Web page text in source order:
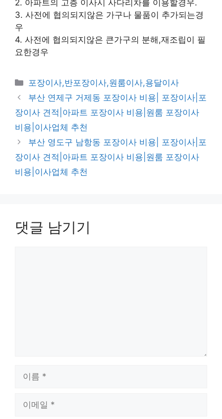
2. 아파트의 고층 이사시 사다리차를 이용할경우.
3. 사전에 협의되지않은 가구나 물품이 추가되는경
우
4. 사전에 협의되지않은 큰가구의 분해,재조립이 필
요한경우
카
테
리
포장이사,반포장이사,원룸이사,용달이사
부산 연제구 거제동 포장이사 비용| 포장이사|포
장이사 견적|아파트 포장이사 비용|원룸 포장이사
비용|이사업체 추천
부산 영도구 남항동 포장이사 비용| 포장이사|포
장이사 견적|아파트 포장이사 비용|원룸 포장이사
비용|이사업체 추천
댓글 남기기